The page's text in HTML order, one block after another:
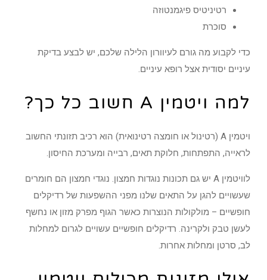
רטיניטיס פיגמנטוזה
סוכרת
כדי לקבוע מה גורם לעיוורון הלילה שלכם, יש לבצע בדיקת
עיניים יסודית אצל רופא עיניים.
למה ויטמין A חשוב כל כך?
ויטמין A (רטינול או חומצה רטינואית) הוא רכיב תזונתי החשוב
לראייה, התפתחות, חלוקת תאים, רבייה ומערכת החיסון.
לוויטמין A יש גם תכונות נוגדות חמצון. נוגדי חמצון הם חומרים
שעשויים להגן על התאים שלנו מפני ההשפעות של רדיקלים
חופשיים – מולקולות הנוצרות כאשר הגוף מפרק מזון או נחשף
לעשן טבק ולקרינה. רדיקלים חופשיים עשויים לגרום למחלות
לב, סרטן ומחלות אחרות.